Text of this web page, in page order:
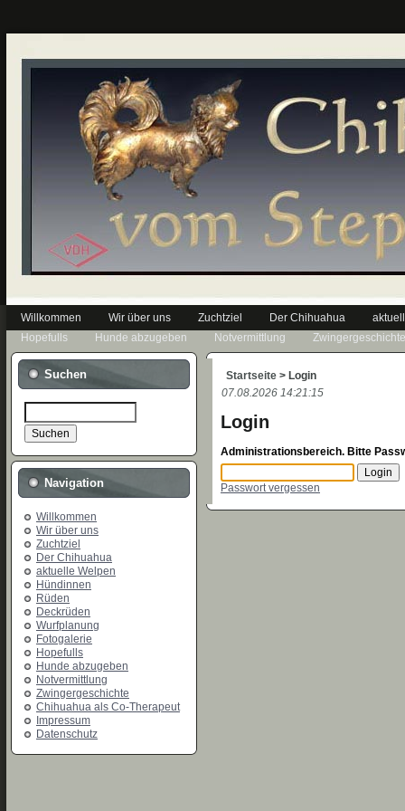
Willkommen Wir über uns Zuchtziel Der Chihuahua
Hopefulls
Hunde abzugeben Notvermittlung Zwingergeschichte
Suchen
Navigation
Willkommen
Wir über uns
Zuchtziel
Der Chihuahua
aktuelle Welpen
Hündinnen
Rüden
Deckrüden
Wurfplanung
Fotogalerie
Hopefulls
Hunde abzugeben
Notvermittlung
Zwingergeschichte
Chihuahua als Co-Therapeut
Impressum
Datenschutz
Startseite > Login
07.08.2026 14:21:15
Login
Administrationsbereich. Bitte
Passwort vergessen